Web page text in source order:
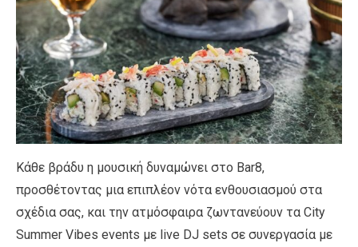
Κάθε βράδυ η μουσική δυναμώνει στο Bar8,
προσθέτοντας μια επιπλέον νότα ενθουσιασμού στα
σχέδια σας, και την ατμόσφαιρα ζωντανεύουν τα City
Summer Vibes events με live DJ sets σε συνεργασία με